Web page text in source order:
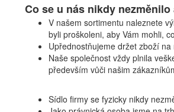
Co se u nás nikdy
V našem sortimentu naleznete
byli proškoleni, aby Vám mohli,
Upřednostňujeme držet zboží
Naše společnost vždy plnila
především vůči našim
Sídlo firmy se fyzicky nikdy